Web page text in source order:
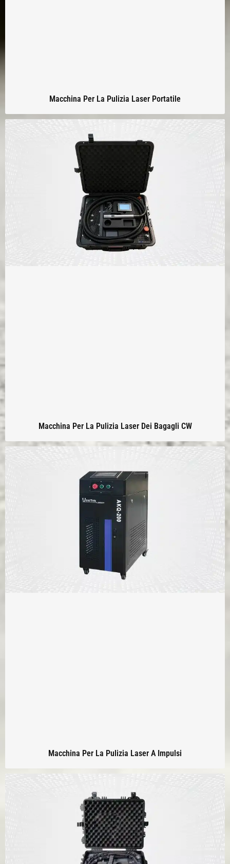
Macchina Per La Pulizia Laser Portatile
Macchina Per La Pulizia Laser Dei Bagagli CW
Macchina Per La Pulizia Laser A Impulsi